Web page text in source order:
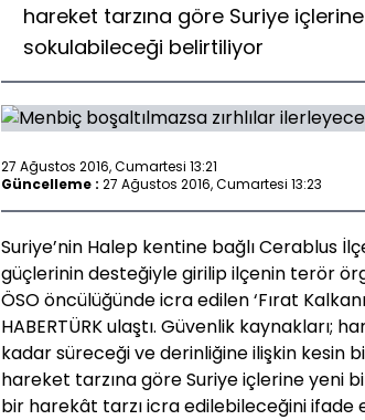
hareket tarzına göre Suriye
sokulabileceği belirtiliyor
27 Ağustos 2016, Cumartesi 13:21
Güncelleme : 27 Ağustos 2016, Cumartesi 13:23
Suriye’nin Halep kentine bağlı Cerablus
güçlerinin desteğiyle girilip ilçenin terör
ÖSO öncülüğünde icra edilen ‘Fırat
HABERTÜRK ulaştı. Güvenlik kaynakları;
kadar süreceği ve derinliğine ilişkin kesin
hareket tarzına göre Suriye içlerine yeni
bir harekât tarzı icra edilebileceğini ifade